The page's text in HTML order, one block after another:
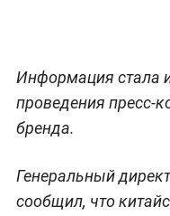
Информация стала
проведения пресс-
бренда.
Генеральный
сообщил, что